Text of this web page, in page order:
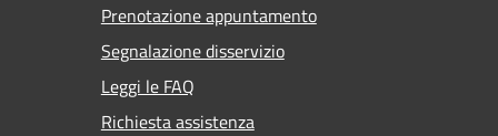
Prenotazione appuntamento
Segnalazione disservizio
Leggi le FAQ
Richiesta assistenza